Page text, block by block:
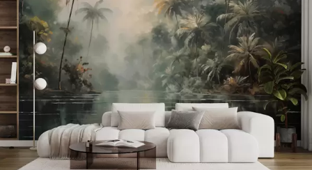
Στάνταρ
44.98 26.99 €
Πρίμιουμ
56 .67 34 .00 € /m²
Premium βινύλιο